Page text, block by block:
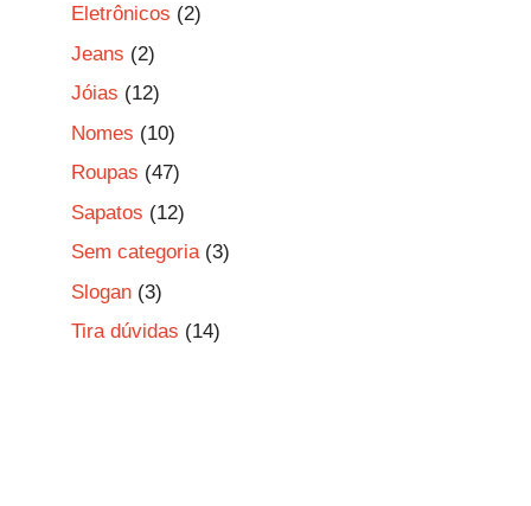
Eletrônicos (2)
Jeans (2)
Jóias (12)
Nomes (10)
Roupas (47)
Sapatos (12)
Sem categoria(3)
Slogan (3)
Tira dúvidas (14)